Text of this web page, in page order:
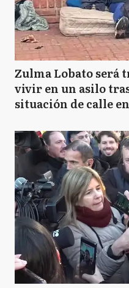
Zulma Lobato será
vivir en un asilo
situación de calle